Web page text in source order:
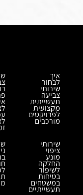
איך
לבחור
שירותי
צביעה
תעשייתית
מקצועית
לפרויקטים
מורכבים
שירותי
ציפוי
מונע
החלקה
לשיפור
בטיחות
במשטחים
תעשייתיים